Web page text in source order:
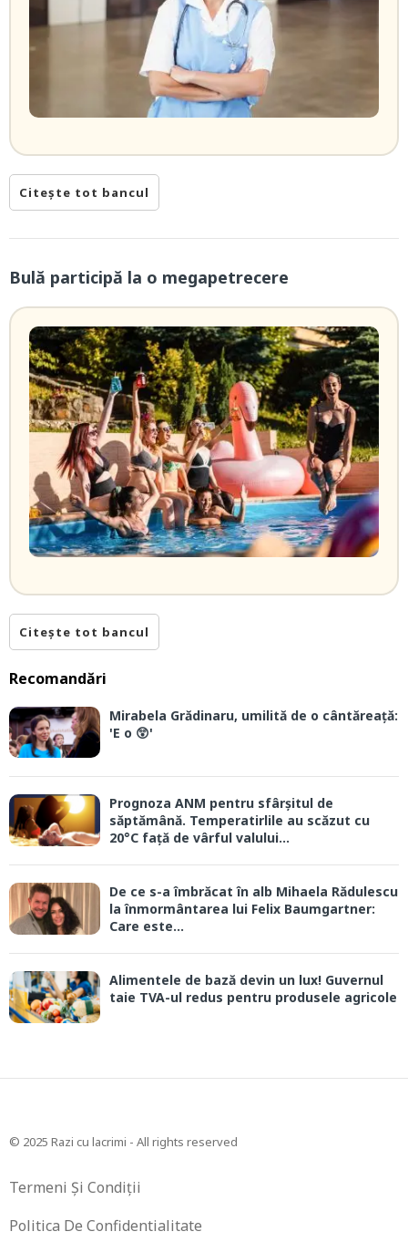
Citește tot bancul
Bulă participă la o megapetrecere
Citește tot bancul
Recomandări
Mirabela Grădinaru, umilită de o cântăreață:
'E o 😲'
Prognoza ANM pentru sfârșitul de
săptămână. Temperatirlile au scăzut cu
20°C față de vârful valului...
De ce s-a îmbrăcat în alb Mihaela Rădulescu
la înmormântarea lui Felix Baumgartner:
Care este...
Alimentele de bază devin un lux! Guvernul
taie TVA-ul redus pentru produsele agricole
© 2025 Razi cu lacrimi - All rights reserved
Termeni Și Condiții
Politica De Confidentialitate